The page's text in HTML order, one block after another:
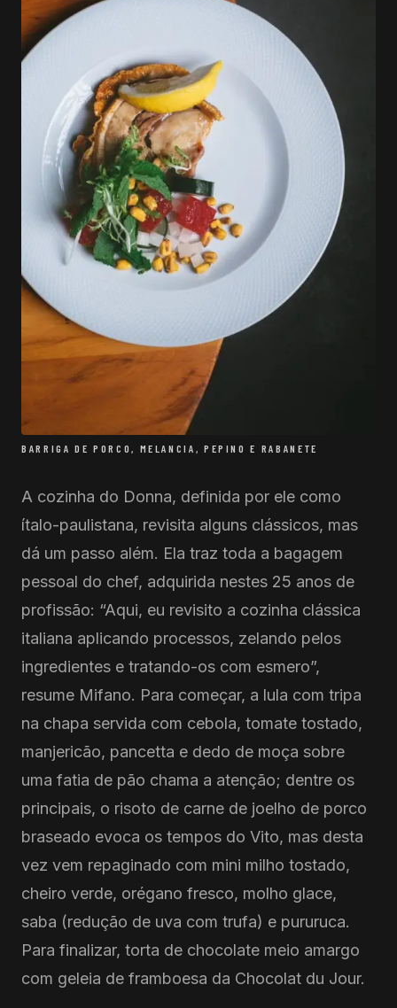
BARRIGA DE PORCO, MELANCIA, PEPINO E RABANETE
A cozinha do Donna, definida por ele como
ítalo-paulistana, revisita alguns clássicos, mas
dá um passo além. Ela traz toda a bagagem
pessoal do chef, adquirida nestes 25 anos de
profissão: “Aqui, eu revisito a cozinha clássica
italiana aplicando processos, zelando pelos
ingredientes e tratando-os com esmero”,
resume Mifano. Para começar, a lula com tripa
na chapa servida com cebola, tomate tostado,
manjericão, pancetta e dedo de moça sobre
uma fatia de pão chama a atenção; dentre os
principais, o risoto de carne de joelho de porco
braseado evoca os tempos do Vito, mas desta
vez vem repaginado com mini milho tostado,
cheiro verde, orégano fresco, molho glace,
saba (redução de uva com trufa) e pururuca.
Para finalizar, torta de chocolate meio amargo
com geleia de framboesa da Chocolat du Jour.